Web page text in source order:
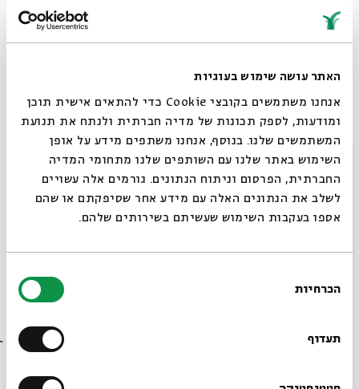
האתר עושה שימוש בעוגיות
אנחנו משתמשים בקובצי Cookie כדי להתאים אישית תוכן
ומודעות, לספק תכונות של מדיה חברתית ולנתח את תנועת
המשתמשים שלנו. בנוסף, אנחנו משתפים מידע על אופן
השימוש באתר שלנו עם השותפים שלנו מתחומי המדיה
החברתית, הפרסום וניתוח הנתונים. גורמים אלה עשויים
לשלב את הנתונים האלה עם מידע אחר שסיפקתם או שהם
אספו בעקבות השימוש שעשיתם בשירותים שלהם.
הסכמה
הכרחיות
תעדוף
בהשתתפות:
מארק אליהו– קמנצ'ה ובגלמה | פרץ אליהו– עוד וטאר
אלדד ציטרין– פסנתר |חגי ביליצקי – קונטרבס | רוני
עברין – כלי הקשה
מנחה: הרבַָּה תמר אלעד-אפלבום , ציון קהילה ארצישראלית
"אם נבגוד בטבע נבגוד גם בעצמנו": הרלוונטיות של ט"ו בשבט
הרשמה לאירועים דומים
סגור